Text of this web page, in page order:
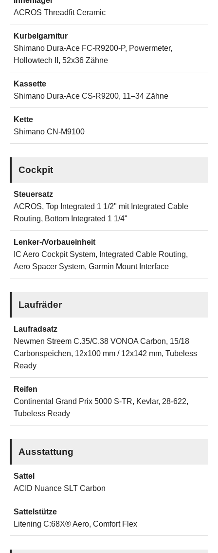
ACROS Threadfit Ceramic
Kurbelgarnitur
Shimano Dura-Ace FC-R9200-P, Powermeter,
Hollowtech II, 52x36 Zähne
Kassette
Shimano Dura-Ace CS-R9200, 11–34 Zähne
Kette
Shimano CN-M9100
Cockpit
Steuersatz
ACROS, Top Integrated 1 1/2" mit Integrated Cable
Routing, Bottom Integrated 1 1/4"
Lenker-/Vorbaueinheit
IC Aero Cockpit System, Integrated Cable Routing,
Aero Spacer System, Garmin Mount Interface
Laufräder
Laufradsatz
Newmen Streem C.35/C.38 VONOA Carbon, 15/18
Carbonspeichen, 12x100 mm / 12x142 mm, Tubeless
Ready
Reifen
Continental Grand Prix 5000 S-TR, Kevlar, 28-622,
Tubeless Ready
Ausstattung
Sattel
ACID Nuance SLT Carbon
Sattelstütze
Litening C:68X® Aero, Comfort Flex